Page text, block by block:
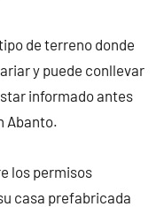
de terreno donde
y puede conllevar
informado antes
Abanto.
los permisos
casa prefabricada